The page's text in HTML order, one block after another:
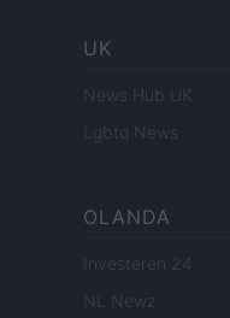
UK
News Hub UK
Lgbtq News
OLANDA
Investeren 24
NL Newz